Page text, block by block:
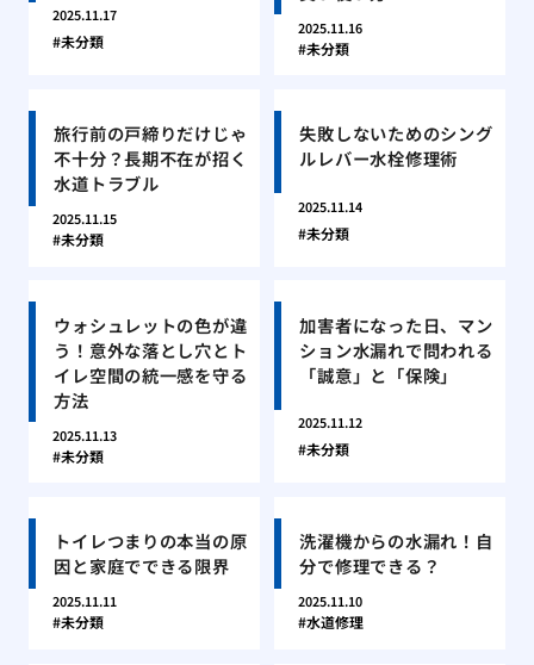
2025.11.17
未分類
2025.11.16
未分類
旅行前の戸締りだけじゃ
不十分？長期不在が招く
水道トラブル
2025.11.15
未分類
失敗しないためのシング
ルレバー水栓修理術
2025.11.14
未分類
ウォシュレットの色が違
う！意外な落とし穴とト
イレ空間の統一感を守る
方法
2025.11.13
未分類
加害者になった日、マン
ション水漏れで問われる
「誠意」と「保険」
2025.11.12
未分類
トイレつまりの本当の原
因と家庭でできる限界
2025.11.11
未分類
洗濯機からの水漏れ！自
分で修理できる？
2025.11.10
水道修理